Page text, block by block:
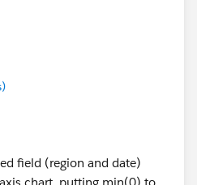
field (region and date)